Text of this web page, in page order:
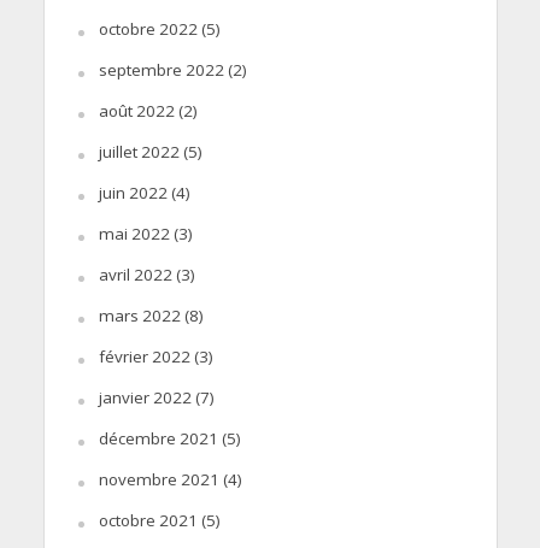
octobre 2022(5)
septembre 2022(2)
août 2022(2)
juillet 2022(5)
juin 2022(4)
mai 2022(3)
avril 2022(3)
mars 2022(8)
février 2022(3)
janvier 2022(7)
décembre 2021 (5)
novembre 2021 (4)
octobre 2021 (5)